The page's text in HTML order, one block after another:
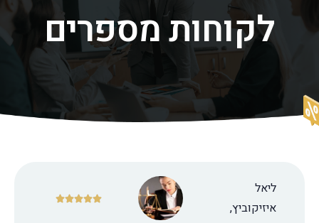
לקוחות מספרים
ליאל
איזיקוביץ,




